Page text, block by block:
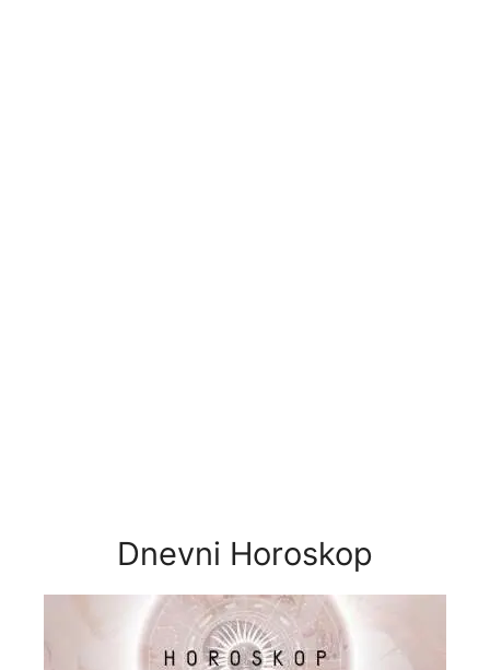
Dnevni Horoskop